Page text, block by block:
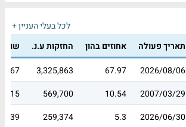
לכל בעלי העניין +
תאריך פעולה אחוזים בהון החזקות ע.נ.
2026/08/06
67.97
3,325,863
2007/03/29
10.54
569,700
2026/06/30
5.3
259,374